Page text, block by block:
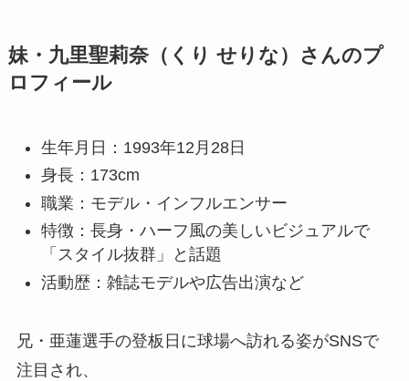
妹・九里聖莉奈（くり せりな）さんのプ
ロフィール
生年月日：1993年12月28日
身長：173cm
職業：モデル・インフルエンサー
特徴：長身・ハーフ風の美しいビジュアルで
「スタイル抜群」と話題
活動歴：雑誌モデルや広告出演など
兄・亜蓮選手の登板日に球場へ訪れる姿がSNSで
注目され、